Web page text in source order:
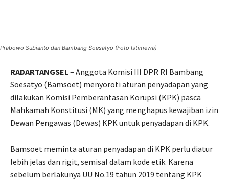
Prabowo Subianto dan Bambang Soesatyo (Foto Istimewa)
RADARTANGSEL– Anggota Komisi III DPR RI Bambang
Soesatyo (Bamsoet) menyoroti aturan penyadapan yang
dilakukan Komisi Pemberantasan Korupsi (KPK) pasca
Mahkamah Konstitusi (MK) yang menghapus kewajiban izin
Dewan Pengawas (Dewas) KPK untuk penyadapan di KPK.
Bamsoet meminta aturan penyadapan di KPK perlu diatur
lebih jelas dan rigit, semisal dalam kode etik. Karena
sebelum berlakunya UU No.19 tahun 2019 tentang KPK